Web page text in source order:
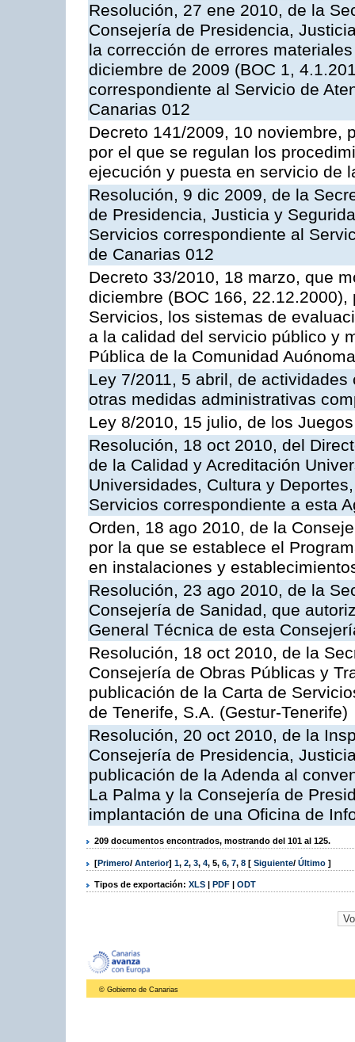
Resolución, 27 ene 2010, de la
Consejería de Presidencia,
la corrección de errores
diciembre de 2009 (BOC 1,
correspondiente al Servicio de
Canarias 012
Decreto 141/2009, 10 noviembre,
por el que se regulan los
ejecución y puesta en servicio de
Resolución, 9 dic 2009, de la
de Presidencia, Justicia y
Servicios correspondiente al
de Canarias 012
Decreto 33/2010, 18 marzo, que
diciembre (BOC 166,
Servicios, los sistemas de
a la calidad del servicio público y
Pública de la Comunidad
Ley 7/2011, 5 abril, de
otras medidas administrativas
Ley 8/2010, 15 julio, de los
Resolución, 18 oct 2010, del
de la Calidad y Acreditación
Universidades, Cultura y
Servicios correspondiente a esta
Orden, 18 ago 2010, de la
por la que se establece el
en instalaciones y
Resolución, 23 ago 2010, de la
Consejería de Sanidad, que
General Técnica de esta
Resolución, 18 oct 2010, de la
Consejería de Obras Públicas y
publicación de la Carta de
de Tenerife, S.A. (Gestur-Tenerife)
Resolución, 20 oct 2010, de la
Consejería de Presidencia,
publicación de la Adenda al
La Palma y la Consejería de
implantación de una Oficina de
209 documentos encontrados, mostrando del 101 al 125.
[Primero/ Anterior] 1, 2, 3, 4, 5, 6, 7, 8 [ Siguiente/ Último ]
Tipos de exportación: XLS | PDF | ODT
© Gobierno de Canarias